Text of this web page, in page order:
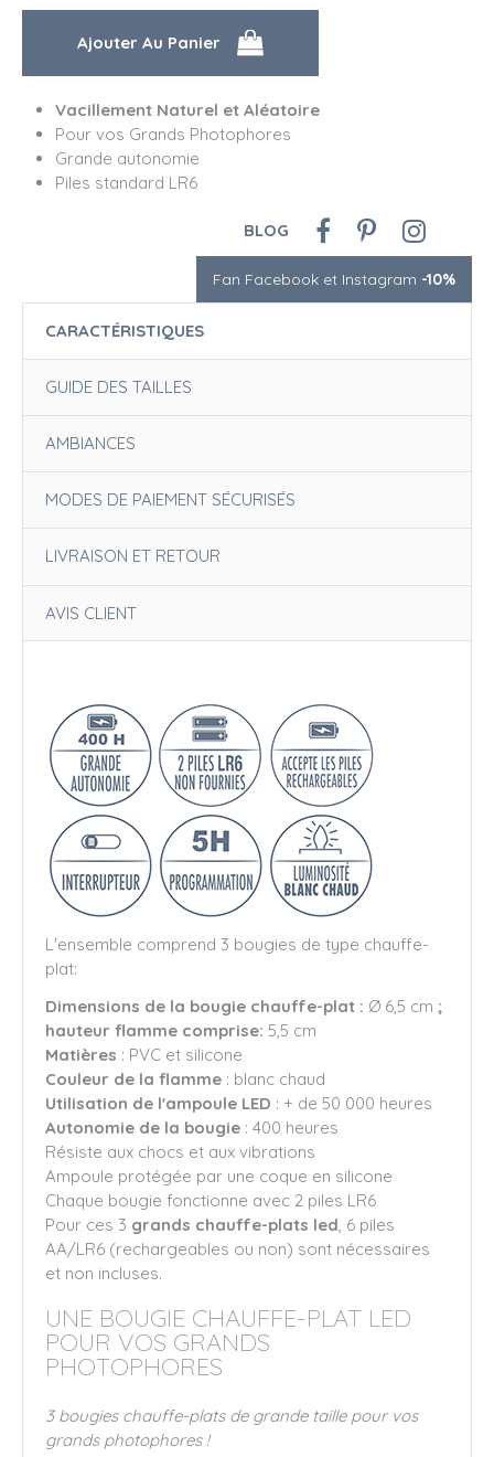
Vacillement Naturel et Aléatoire
Pour vos Grands Photophores
Grande autonomie
Piles standard LR6
BLOG
Fan Facebook et Instagram -10%
CARACTÉRISTIQUES
GUIDE DES TAILLES
AMBIANCES
MODES DE PAIEMENT SÉCURISÉS
LIVRAISON ET RETOUR
AVIS CLIENT
L'ensemble comprend 3 bougies de type chauffe-
plat:
Dimensions de la bougie chauffe-plat : Ø 6,5 cm ;
hauteur flamme comprise: 5,5 cm
Matières : PVC et silicone
Couleur de la flamme : blanc chaud
Utilisation de l'ampoule LED : + de 50 000 heures
Autonomie de la bougie : 400 heures
Résiste aux chocs et aux vibrations
Ampoule protégée par une coque en silicone
Chaque bougie fonctionne avec 2 piles LR6
Pour ces 3 grands chauffe-plats led , 6 piles
AA/LR6 (rechargeables ou non) sont nécessaires
et non incluses.
UNE BOUGIE CHAUFFE-PLAT LED
POUR VOS GRANDS
PHOTOPHORES
3 bougies chauffe-plats de grande taille pour vos
grands photophores !